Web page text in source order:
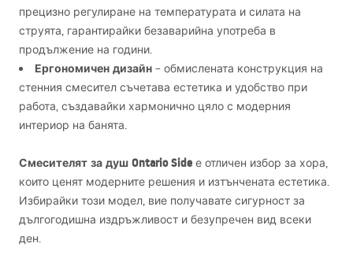
прецизно регулиране на температурата и силата на
струята, гарантирайки безаварийна употреба в
продължение на години.
Ергономичен дизайн – обмислената конструкция на
стенния смесител съчетава естетика и удобство при
работа, създавайки хармонично цяло с модерния
интериор на банята.
Смесителят за душ Ontario Side е отличен избор за хора,
които ценят модерните решения и изтънчената естетика.
Избирайки този модел, вие получавате сигурност за
дългогодишна издръжливост и безупречен вид всеки
ден.